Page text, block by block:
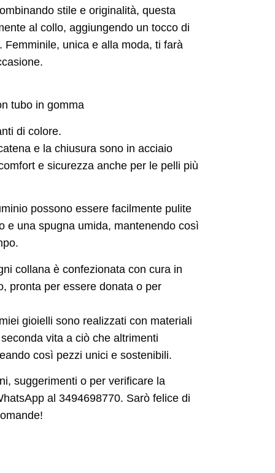
stile e originalità, questa
al collo, aggiungendo un tocco di
Femminile, unica e alla moda, ti farà
tubo in gomma
di colore.
e la chiusura sono in acciaio
e sicurezza anche per le pelli più
possono essere facilmente pulite
e una spugna umida, mantenendo così
collana è confezionata con cura in
pronta per essere donata o per
gioielli sono realizzati con materiali
vita a ciò che altrimenti
così pezzi unici e sostenibili.
suggerimenti o per verificare la
al 3494698770. Sarò felice di